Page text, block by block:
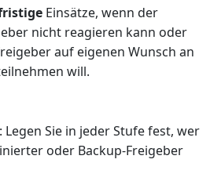
Einsätze, wenn der
nicht reagieren kann oder
auf eigenen Wunsch an
will.
: Legen Sie in jeder Stufe fest, wer
oder Backup-Freigeber